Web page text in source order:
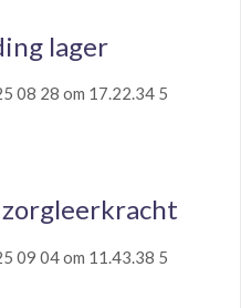
lager